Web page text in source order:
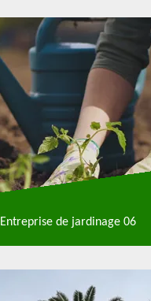
Entreprise de jardinage 06